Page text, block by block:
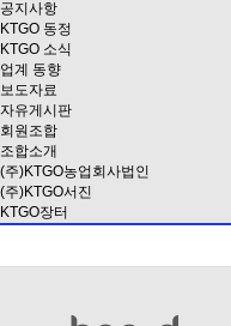
공지사항
KTGO 동정
KTGO 소식
업계 동향
보도자료
자유게시판
회원조합
조합소개
(주)KTGO농업회사법인
(주)KTGO서진
KTGO장터